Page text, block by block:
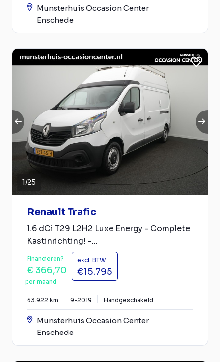
Munsterhuis Occasion Center
Enschede
1/25
Renault Trafic
1.6 dCi T29 L2H2 Luxe Energy - Complete
Kastinrichting! -...
Financieren?
€ 366,70
per maand
excl. BTW
€15.795
63.922 km 9-2019 Handgeschakeld
Munsterhuis Occasion Center
Enschede